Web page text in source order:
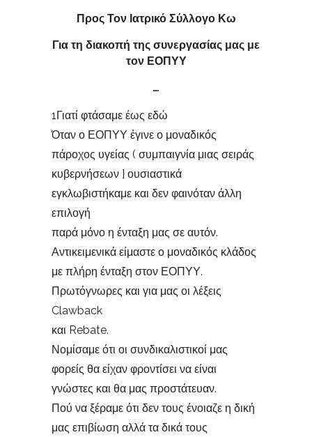
Προς Τον Ιατρικό Σύλλογο Κω
Για τη διακοπή της συνεργασίας μας με
τον ΕΟΠΥΥ
…
1Γιατί φτάσαμε έως εδώ
Όταν ο ΕΟΠΥΥ έγινε ο μοναδικός
πάροχος υγείας ( συμπαιγνία μιας σειράς
κυβερνήσεων } ουσιαστικά
εγκλωβιστήκαμε και δεν φαινόταν άλλη
επιλογή
παρά μόνο η ένταξη μας σε αυτόν.
Αντικειμενικά είμαστε ο μοναδικός κλάδος
με πλήρη ένταξη στον ΕΟΠΥΥ.
Πρωτόγνωρες και για μας οι λέξεις
Clawback
και Rebate.
Νομίσαμε ότι οι συνδικαλιστικοί μας
φορείς θα είχαν φροντίσει να είναι
γνώστες και θα μας προστάτευαν.
Πού να ξέραμε ότι δεν τους ένοιαζε η δική
μας επιβίωση αλλά τα δικά τους